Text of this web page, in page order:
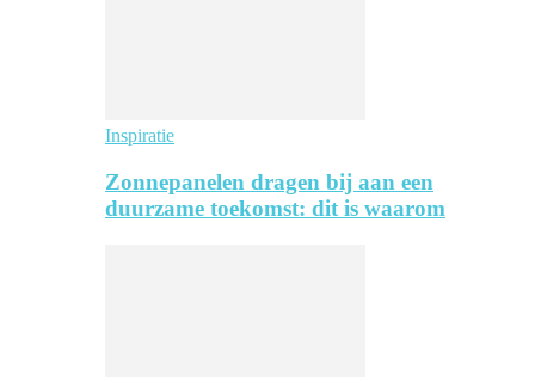
Inspiratie
Zonnepanelen dragen bij aan een
duurzame toekomst: dit is waarom